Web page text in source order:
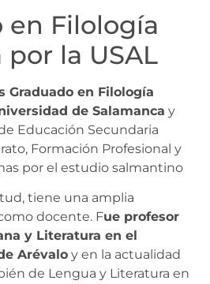
en Filología
la USAL
Graduado en Filología
de Salamanca y
Educación Secundaria
Formación Profesional y
por el estudio salmantino
tiene una amplia
docente. Fue profesor
y Literatura en el
Arévalo y en la actualidad
de Lengua y Literatura en